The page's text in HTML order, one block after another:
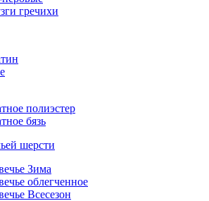
гречихи
полиэстер
бязь
шерсти
Зима
облегченное
Всесезон